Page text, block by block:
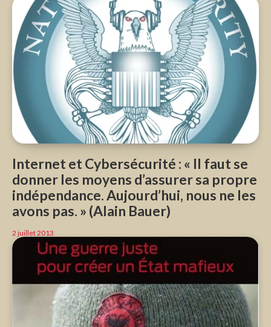
Internet et Cybersécurité : « Il faut se
donner les moyens d’assurer sa propre
indépendance. Aujourd’hui, nous ne les
avons pas. » (Alain Bauer)
2 juillet 2013